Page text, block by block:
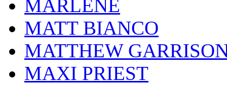
MARLENE
MATT BIANCO
MATTHEW
MAXI PRIEST